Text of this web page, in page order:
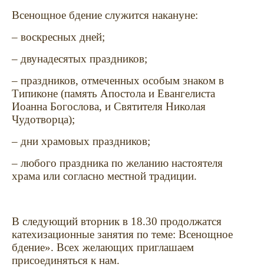
Всенощное бдение служится накануне:
– воскресных дней;
– двунадесятых праздников;
– праздников, отмеченных особым знаком в
Типиконе (память Апостола и Евангелиста
Иоанна Богослова, и Святителя Николая
Чудотворца);
– дни храмовых праздников;
– любого праздника по желанию настоятеля
храма или согласно местной традиции.
В следующий вторник в 18.30 продолжатся
катехизационные занятия по теме: Всенощное
бдение». Всех желающих приглашаем
присоединяться к нам.